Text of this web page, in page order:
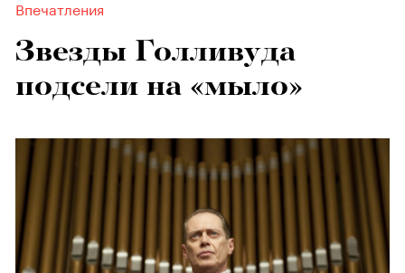
Впечатления
Звезды Голливуда
подсели на «мыло»